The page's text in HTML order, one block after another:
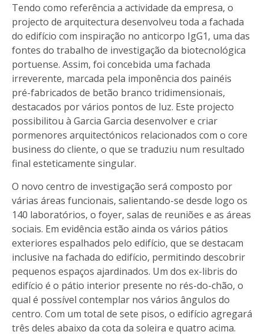
Tendo como referência a actividade da empresa, o
projecto de arquitectura desenvolveu toda a fachada
do edifício com inspiração no anticorpo IgG1, uma das
fontes do trabalho de investigação da biotecnológica
portuense. Assim, foi concebida uma fachada
irreverente, marcada pela imponência dos painéis
pré-fabricados de betão branco tridimensionais,
destacados por vários pontos de luz. Este projecto
possibilitou à Garcia Garcia desenvolver e criar
pormenores arquitectónicos relacionados com o core
business do cliente, o que se traduziu num resultado
final esteticamente singular.
O novo centro de investigação será composto por
várias áreas funcionais, salientando-se desde logo os
140 laboratórios, o foyer, salas de reuniões e as áreas
sociais. Em evidência estão ainda os vários pátios
exteriores espalhados pelo edifício, que se destacam
inclusive na fachada do edifício, permitindo descobrir
pequenos espaços ajardinados. Um dos ex-libris do
edifício é o pátio interior presente no rés-do-chão, o
qual é possível contemplar nos vários ângulos do
centro. Com um total de sete pisos, o edifício agregará
três deles abaixo da cota da soleira e quatro acima.